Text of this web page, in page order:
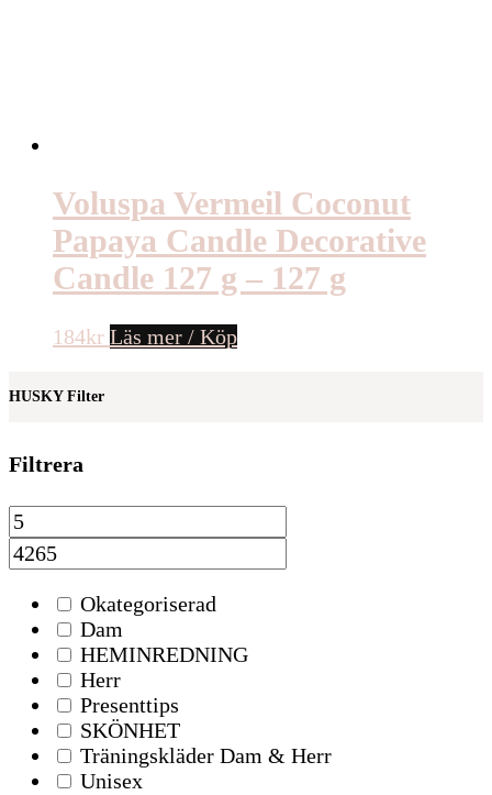
Voluspa Vermeil Coconut
Papaya Candle Decorative
Candle 127 g – 127 g
184kr Läs mer / Köp
HUSKY Filter
Filtrera
Okategoriserad
Dam
HEMINREDNING
Herr
Presenttips
SKÖNHET
Träningskläder Dam & Herr
Unisex